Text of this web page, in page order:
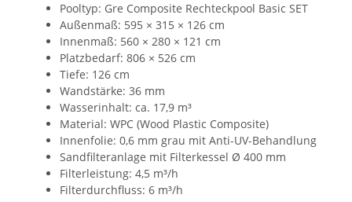
Pooltyp: Gre Composite Rechteckpool Basic SET
Außenmaß: 595 × 315 × 126 cm
Innenmaß: 560 × 280 × 121 cm
Platzbedarf: 806 × 526 cm
Tiefe: 126 cm
Wandstärke: 36 mm
Wasserinhalt: ca. 17,9 m³
Material: WPC (Wood Plastic Composite)
Innenfolie: 0,6 mm grau mit Anti-UV-Behandlung
Sandfilteranlage mit Filterkessel Ø 400 mm
Filterleistung: 4,5 m³/h
Filterdurchfluss: 6 m³/h